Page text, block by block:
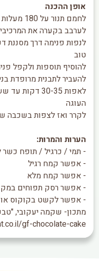
אופן ההכנה
לחמם תנור על 180 מעלות
לערבב בקערה את
לנפות פנימה דרך מסננת
טוב
להוסיף תוספות ולקפל
להעביר לתבנית מרופדת
לאפות 30-35
העוגה
לקרר ואז לצפות בשכבה
הערות והמרות:
- תמי / כרגיל / תופח כשר
- אפשר קמח רגיל
- אפשר קמח מלא
- אפשר רסק תפוחים
- אפשר לקשט בקוקוס או
מתכון- שקמה יעקובי,
gf-chocolate-cake